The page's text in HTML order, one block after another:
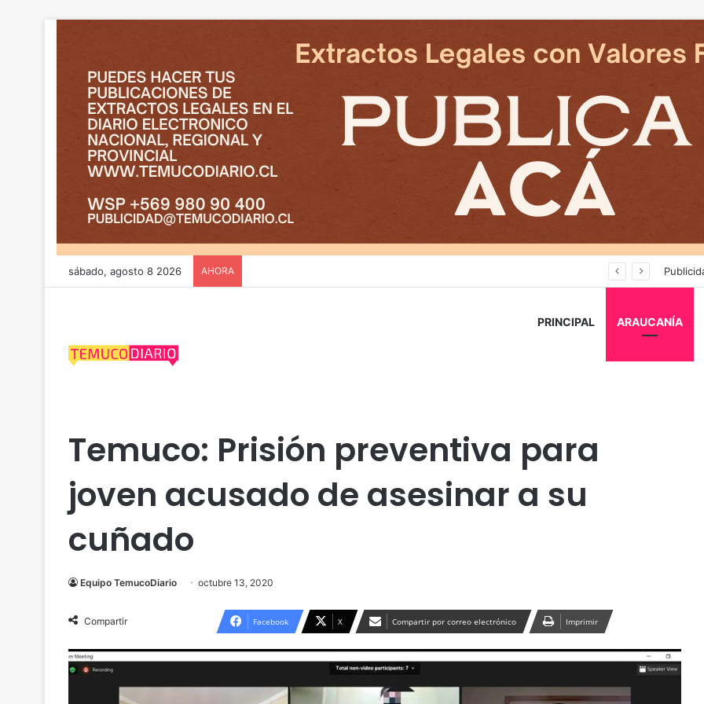
sábado, agosto 8 2026 AHORA
PRINCIPAL ARAUCANÍA
Temuco: Prisión preventiva para
joven acusado de asesinar a su
cuñado
Equipo TemucoDiario octubre 13, 2020
Compartir Facebook X Compartir por correo electrónico Imprimir